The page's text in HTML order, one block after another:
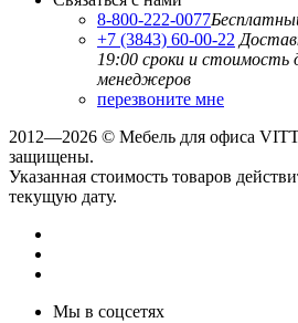
8-800-222-0077
+7 (3843) 60-00-22
19:00 сроки и стоимость
менеджеров
перезвоните мне
2012—2026 © Мебель для офиса
защищены.
Указанная стоимость товаров
текущую дату.
Мы в соцсетях